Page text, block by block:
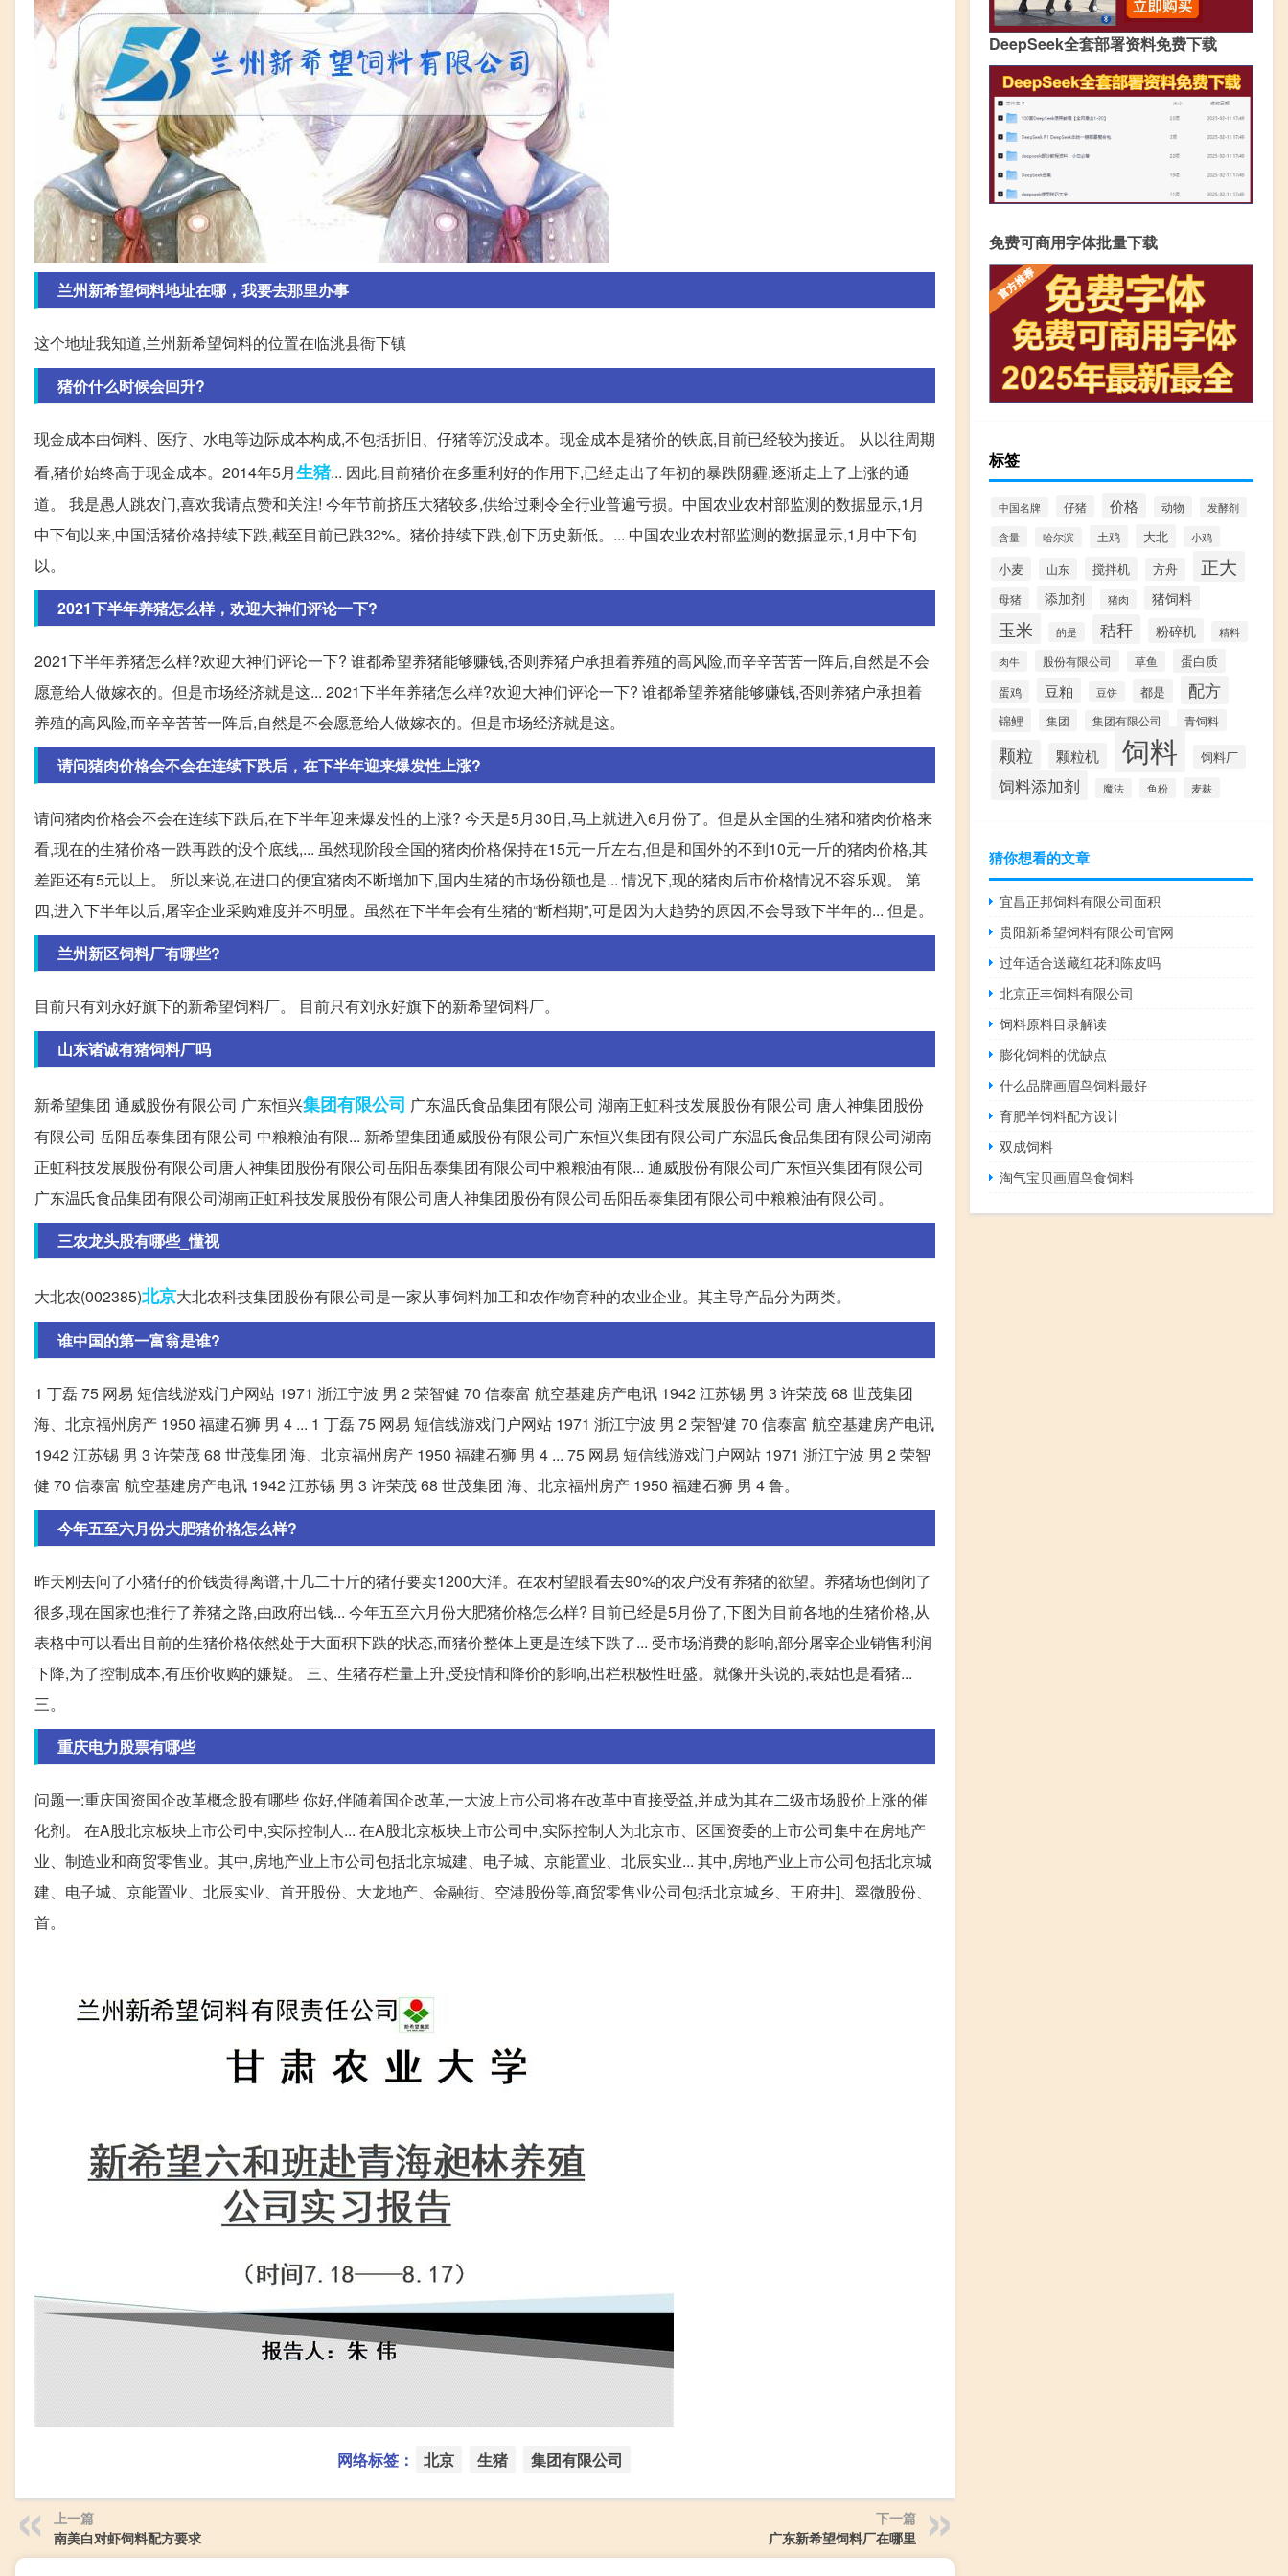
兰州新希望饲料地址在哪，我要去那里办事
这个地址我知道,兰州新希望饲料的位置在临洮县衙下镇
猪价什么时候会回升?
现金成本由饲料、医疗、水电等边际成本构成,不包括折旧、仔猪等沉没成本。现金成本是猪价的铁底,目前已经较为接近。 从以往周期
看,猪价始终高于现金成本。2014年5月生猪... 因此,目前猪价在多重利好的作用下,已经走出了年初的暴跌阴霾,逐渐走上了上涨的通
道。 我是愚人跳农门,喜欢我请点赞和关注! 今年节前挤压大猪较多,供给过剩令全行业普遍亏损。中国农业农村部监测的数据显示,1月
中下旬以来,中国活猪价格持续下跌,截至目前已跌32%。猪价持续下跌,创下历史新低。... 中国农业农村部监测的数据显示,1月中下旬
以。
2021下半年养猪怎么样，欢迎大神们评论一下?
2021下半年养猪怎么样?欢迎大神们评论一下? 谁都希望养猪能够赚钱,否则养猪户承担着养殖的高风险,而辛辛苦苦一阵后,自然是不会
愿意给人做嫁衣的。但是市场经济就是这... 2021下半年养猪怎么样?欢迎大神们评论一下? 谁都希望养猪能够赚钱,否则养猪户承担着
养殖的高风险,而辛辛苦苦一阵后,自然是不会愿意给人做嫁衣的。但是市场经济就是这。
请问猪肉价格会不会在连续下跌后，在下半年迎来爆发性上涨?
请问猪肉价格会不会在连续下跌后,在下半年迎来爆发性的上涨? 今天是5月30日,马上就进入6月份了。但是从全国的生猪和猪肉价格来
看,现在的生猪价格一跌再跌的没个底线,... 虽然现阶段全国的猪肉价格保持在15元一斤左右,但是和国外的不到10元一斤的猪肉价格,其
差距还有5元以上。 所以来说,在进口的便宜猪肉不断增加下,国内生猪的市场份额也是... 情况下,现的猪肉后市价格情况不容乐观。 第
四,进入下半年以后,屠宰企业采购难度并不明显。虽然在下半年会有生猪的“断档期”,可是因为大趋势的原因,不会导致下半年的... 但是。
兰州新区饲料厂有哪些?
目前只有刘永好旗下的新希望饲料厂。 目前只有刘永好旗下的新希望饲料厂。
山东诸诚有猪饲料厂吗
新希望集团 通威股份有限公司 广东恒兴集团有限公司 广东温氏食品集团有限公司 湖南正虹科技发展股份有限公司 唐人神集团股份
有限公司 岳阳岳泰集团有限公司 中粮粮油有限... 新希望集团通威股份有限公司广东恒兴集团有限公司广东温氏食品集团有限公司湖南
正虹科技发展股份有限公司唐人神集团股份有限公司岳阳岳泰集团有限公司中粮粮油有限... 通威股份有限公司广东恒兴集团有限公司
广东温氏食品集团有限公司湖南正虹科技发展股份有限公司唐人神集团股份有限公司岳阳岳泰集团有限公司中粮粮油有限公司。
三农龙头股有哪些_懂视
大北农(002385)北京大北农科技集团股份有限公司是一家从事饲料加工和农作物育种的农业企业。其主导产品分为两类。
谁中国的第一富翁是谁?
1 丁磊 75 网易 短信线游戏门户网站 1971 浙江宁波 男 2 荣智健 70 信泰富 航空基建房产电讯 1942 江苏锡 男 3 许荣茂 68 世茂集团
海、北京福州房产 1950 福建石狮 男 4 ... 1 丁磊 75 网易 短信线游戏门户网站 1971 浙江宁波 男 2 荣智健 70 信泰富 航空基建房产电讯
1942 江苏锡 男 3 许荣茂 68 世茂集团 海、北京福州房产 1950 福建石狮 男 4 ... 75 网易 短信线游戏门户网站 1971 浙江宁波 男 2 荣智
健 70 信泰富 航空基建房产电讯 1942 江苏锡 男 3 许荣茂 68 世茂集团 海、北京福州房产 1950 福建石狮 男 4 鲁。
今年五至六月份大肥猪价格怎么样?
昨天刚去问了小猪仔的价钱贵得离谱,十几二十斤的猪仔要卖1200大洋。在农村望眼看去90%的农户没有养猪的欲望。养猪场也倒闭了
很多,现在国家也推行了养猪之路,由政府出钱... 今年五至六月份大肥猪价格怎么样? 目前已经是5月份了,下图为目前各地的生猪价格,从
表格中可以看出目前的生猪价格依然处于大面积下跌的状态,而猪价整体上更是连续下跌了... 受市场消费的影响,部分屠宰企业销售利润
下降,为了控制成本,有压价收购的嫌疑。 三、生猪存栏量上升,受疫情和降价的影响,出栏积极性旺盛。就像开头说的,表姑也是看猪...
三。
重庆电力股票有哪些
问题一:重庆国资国企改革概念股有哪些 你好,伴随着国企改革,一大波上市公司将在改革中直接受益,并成为其在二级市场股价上涨的催
化剂。 在A股北京板块上市公司中,实际控制人... 在A股北京板块上市公司中,实际控制人为北京市、区国资委的上市公司集中在房地产
业、制造业和商贸零售业。其中,房地产业上市公司包括北京城建、电子城、京能置业、北辰实业... 其中,房地产业上市公司包括北京城
建、电子城、京能置业、北辰实业、首开股份、大龙地产、金融街、空港股份等,商贸零售业公司包括北京城乡、王府井]、翠微股份、
首。
网络标签： 北京 生猪 集团有限公司
上一篇
南美白对虾饲料配方要求
下一篇
广东新希望饲料厂在哪里
DeepSeek全套部署资料免费下载
免费可商用字体批量下载
标签
中国名牌 仔猪 价格 动物 发酵剂
含量 哈尔滨 土鸡 大北 小鸡
小麦 山东 搅拌机 方舟 正大
母猪 添加剂 猪肉 猪饲料
玉米 的是 秸秆 粉碎机
精料
肉牛
股份有限公司 草鱼 蛋白质
蛋鸡 豆粕 豆饼 都是 配方
锦鲤 集团 集团有限公司 青饲料
颗粒 颗粒机 饲料 饲料厂
饲料添加剂 魔法 鱼粉 麦麸
猜你想看的文章
宜昌正邦饲料有限公司面积
贵阳新希望饲料有限公司官网
过年适合送藏红花和陈皮吗
北京正丰饲料有限公司
饲料原料目录解读
膨化饲料的优缺点
什么品牌画眉鸟饲料最好
育肥羊饲料配方设计
双成饲料
淘气宝贝画眉鸟食饲料